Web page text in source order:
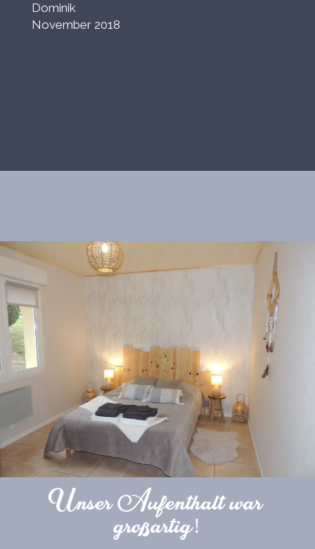
Dominik
November 2018
Unser Aufenthalt war
großartig!